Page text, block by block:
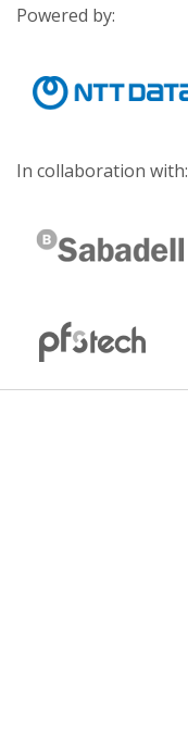
Powered by:
In collaboration with: